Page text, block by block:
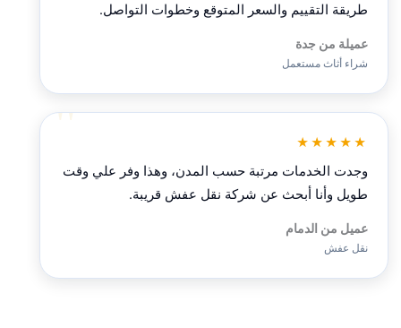
طريقة التقييم والسعر المتوقع وخطوات التواصل.
عميلة من جدة
شراء أثاث مستعمل
★★★★★
وجدت الخدمات مرتبة حسب المدن، وهذا وفر علي وقت
طويل وأنا أبحث عن شركة نقل عفش قريبة.
عميل من الدمام
نقل عفش